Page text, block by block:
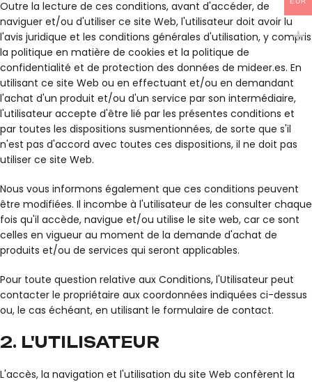
Outre la lecture de ces conditions, avant d'accéder, de
naviguer et/ou d'utiliser ce site Web, l'utilisateur doit avoir lu
l'avis juridique et les conditions générales d'utilisation, y compris
la politique en matière de cookies et la politique de
confidentialité et de protection des données de mideer.es. En
utilisant ce site Web ou en effectuant et/ou en demandant
l'achat d'un produit et/ou d'un service par son intermédiaire,
l'utilisateur accepte d'être lié par les présentes conditions et
par toutes les dispositions susmentionnées, de sorte que s'il
n'est pas d'accord avec toutes ces dispositions, il ne doit pas
utiliser ce site Web.
Nous vous informons également que ces conditions peuvent
être modifiées. Il incombe à l'utilisateur de les consulter chaque
fois qu'il accède, navigue et/ou utilise le site web, car ce sont
celles en vigueur au moment de la demande d'achat de
produits et/ou de services qui seront applicables.
Pour toute question relative aux Conditions, l'Utilisateur peut
contacter le propriétaire aux coordonnées indiquées ci-dessus
ou, le cas échéant, en utilisant le formulaire de contact.
2. L'UTILISATEUR
L'accès, la navigation et l'utilisation du site Web confèrent la